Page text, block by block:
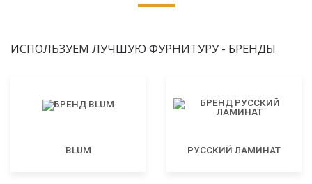
ИСПОЛЬЗУЕМ ЛУЧШУЮ ФУРНИТУРУ - БРЕНДЫ
BLUM РУССКИЙ ЛАМИНАТ